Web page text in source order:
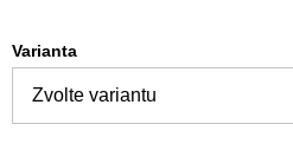
Varianta